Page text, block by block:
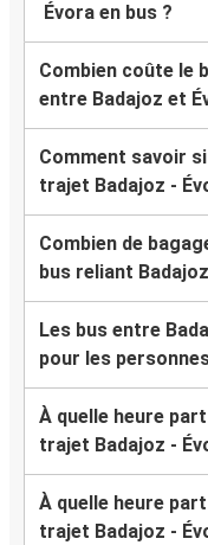
Évora en bus ?
Combien coûte le
entre Badajoz et
Comment savoir
trajet Badajoz -
Combien de
bus reliant
Les bus entre
pour les
À quelle heure
trajet Badajoz -
À quelle heure
trajet Badajoz -